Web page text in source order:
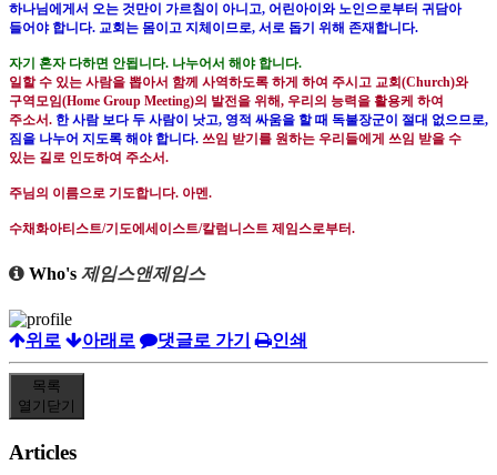
하나님에게서 오는 것만이 가르침이 아니고, 어린아이와 노인으로부터 귀담아
들어야 합니다. 교회는 몸이고 지체이므로, 서로 돕기 위해 존재합니다.
자기 혼자 다하면 안됩니다. 나누어서 해야 합니다.
일할 수 있는 사람을 뽑아서 함께 사역하도록 하게 하여 주시고 교회(Church)와
구역모임(Home Group Meeting)의 발전을 위해, 우리의 능력을 활용케 하여
주소서. 한 사람 보다 두 사람이 낫고, 영적 싸움을 할 때 독불장군이 절대 없으므로,
짐을 나누어 지도록 해야 합니다. 쓰임 받기를 원하는 우리들에게 쓰임 받을 수
있는 길로 인도하여 주소서.
주님의 이름으로 기도합니다. 아멘.
수채화아티스트/기도에세이스트/칼럼니스트 제임스로부터.
Who's 제임스앤제임스
위로 아래로 댓글로 가기 인쇄
목록
열기 닫기
Articles